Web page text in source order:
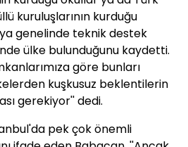
kuruluşlarının kurduğu
genelinde teknik destek
ülke bulunduğunu kaydetti.
göre bunları
kuşkusuz beklentilerin
gerekiyor'' dedi.
pek çok önemli